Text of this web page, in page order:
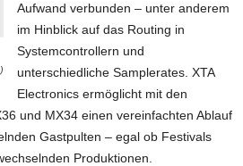
Aufwand verbunden – unter anderem
im Hinblick auf das Routing in
Systemcontrollern und
unterschiedliche Samplerates. XTA
Electronics ermöglicht mit den
und MX34 einen vereinfachten Ablauf
Gastpulten – egal ob Festivals
Produktionen.